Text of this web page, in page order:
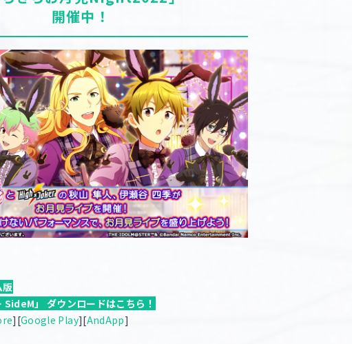
開催中！
SideM」 ダウンロードはこちら！
][Google Play][AndApp]